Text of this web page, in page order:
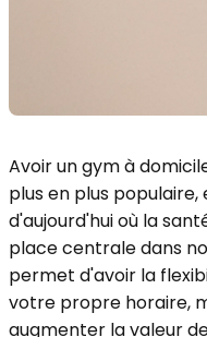
Avoir un gym à
plus en plus
d'aujourd'hui où la
place centrale dans
permet d'avoir la
votre propre horaire,
augmenter la valeur